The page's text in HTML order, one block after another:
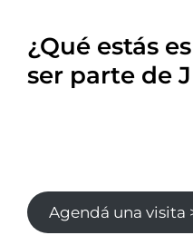
¿Qué estás
ser parte de
Agendá una visita